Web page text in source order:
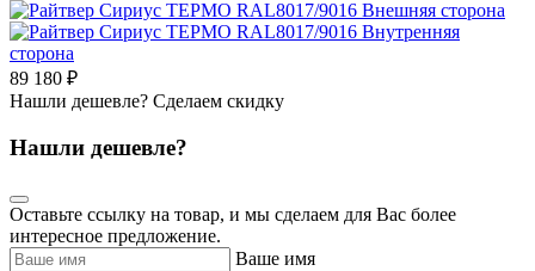
89 180 ₽
Нашли дешевле? Сделаем скидку
Нашли дешевле?
Оставьте ссылку на товар, и мы сделаем для Вас более
интересное предложение.
Ваше имя